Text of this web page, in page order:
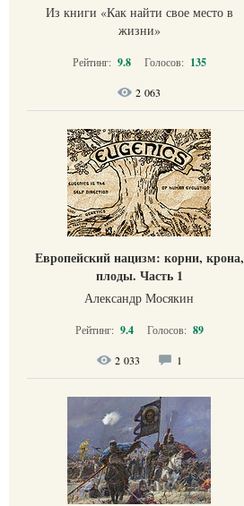
Из книги «Как найти свое место в
жизни​»
Рейтинг: 9.8 Голосов: 135
2 063
Европейский нацизм: корни, крона,
плоды. Часть 1
Александр Мосякин
Рейтинг: 9.4 Голосов: 89
2 033 1